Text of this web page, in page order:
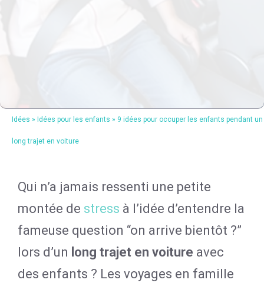
Idées » Idées pour les enfants » 9 idées pour occuper les enfants pendant un
long trajet en voiture
Qui n’a jamais ressenti une petite
montée de stress à l’idée d’entendre la
fameuse question “on arrive bientôt ?”
lors d’un long trajet en voiture avec
des enfants ? Les voyages en famille